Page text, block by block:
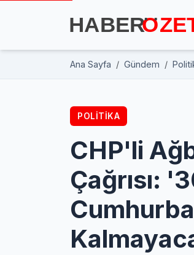
Ana Sayfa Gündem
POLITIKA
CHP'li
Çağrısı: